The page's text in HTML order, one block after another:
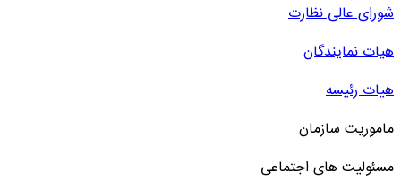
شورای عالی نظارت
هیات نمایندگان
هیات رئیسه
ماموریت سازمان
مسئولیت های اجتماعی